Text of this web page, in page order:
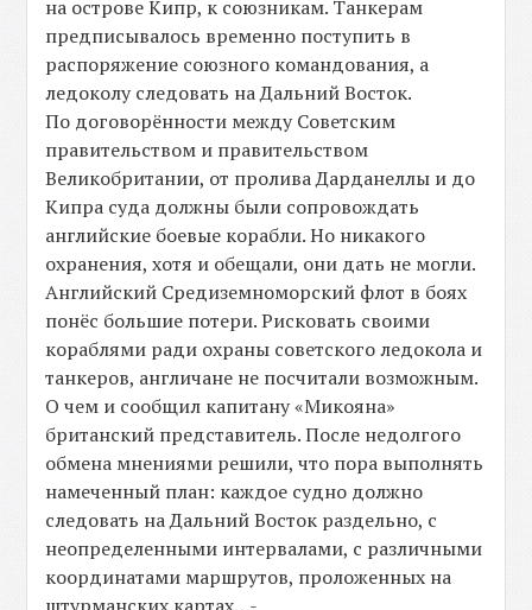
на острове Кипр, к союзникам. Танкерам
предписывалось временно поступить в
распоряжение союзного командования, а
ледоколу следовать на Дальний Восток.
По договорённости между Советским
правительством и правительством
Великобритании, от пролива Дарданеллы и до
Кипра суда должны были сопровождать
английские боевые корабли. Но никакого
охранения, хотя и обещали, они дать не могли.
Английский Средиземноморский флот в боях
понёс большие потери. Рисковать своими
кораблями ради охраны советского ледокола и
танкеров, англичане не посчитали возможным.
О чем и сообщил капитану «Микояна»
британский представитель. После недолгого
обмена мнениями решили, что пора выполнять
намеченный план: каждое судно должно
следовать на Дальний Восток раздельно, с
неопределенными интервалами, с различными
координатами маршрутов, проложенных на